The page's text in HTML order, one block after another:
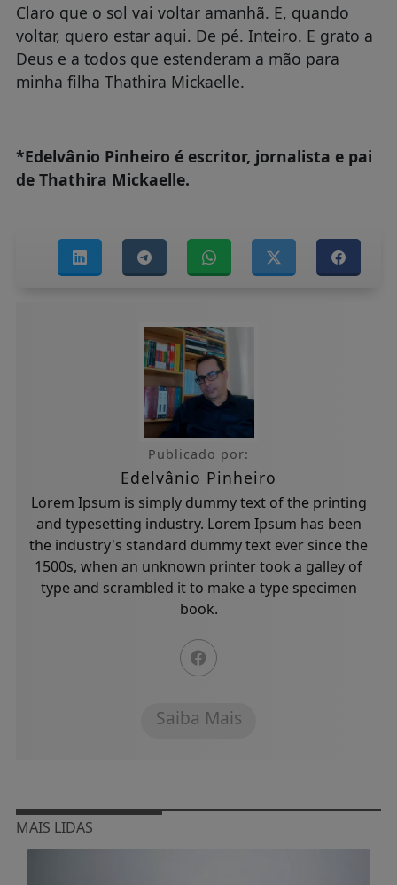
Claro que o sol vai voltar amanhã. E, quando
voltar, quero estar aqui. De pé. Inteiro. E grato a
Deus e a todos que estenderam a mão para
minha filha Thathira Mickaelle.
*Edelvânio Pinheiro é escritor, jornalista e pai
de Thathira Mickaelle.
Publicado por:
Edelvânio Pinheiro
Lorem Ipsum is simply dummy text of the printing
and typesetting industry. Lorem Ipsum has been
the industry's standard dummy text ever since the
1500s, when an unknown printer took a galley of
type and scrambled it to make a type specimen
book.
Saiba Mais
MAIS LIDAS